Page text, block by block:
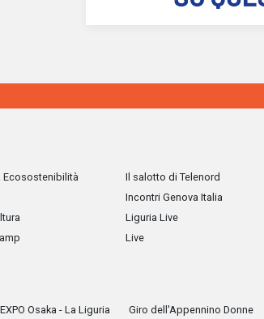
Ecosostenibilità
Il salotto di Telenord
Incontri Genova Italia
Liguria Live
Live
EXPO Osaka - La Liguria
Giro dell'Appennino Donne